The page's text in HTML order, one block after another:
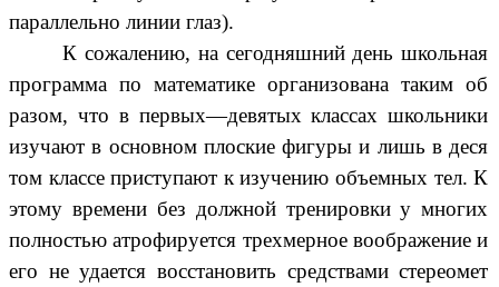
параллельно линии глаз).
К сожалению, на сегодняшний день школьная
программа по математике организована таким об
разом, что в первых—девятых классах школьники
изучают в основном плоские фигуры и лишь в деся
том классе приступают к изучению объемных тел. К
этому времени без должной тренировки у многих
полностью атрофируется трехмерное воображение и
его не удается восстановить средствами стереомет